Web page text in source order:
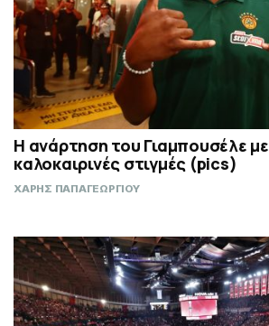
Η ανάρτηση του Γιαμπουσέλε με
καλοκαιρινές στιγμές (pics)
ΧΑΡΗΣ ΠΑΠΑΓΕΩΡΓΙΟΥ